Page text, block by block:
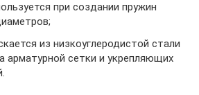
при создании пружин
из низкоуглеродистой стали
арматурной сетки и укрепляющих